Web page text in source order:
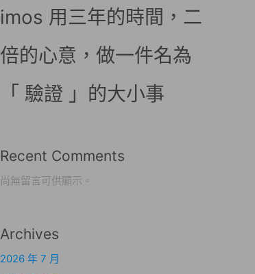
imos 用三年的時間，二
倍的心意，做一件名為
「 驗證 」的大小事
Recent Comments
尚無留言可供顯示。
Archives
2026 年 7 月